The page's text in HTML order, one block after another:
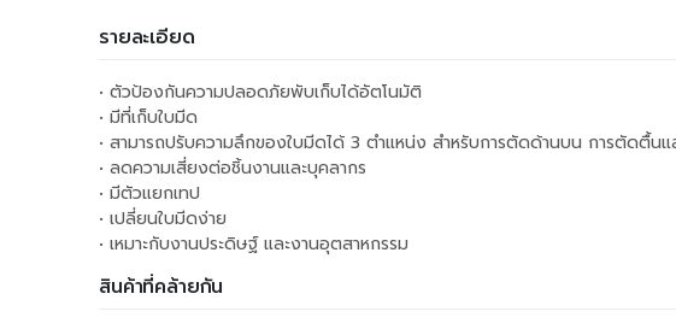
รายละเอียด
• ตัวป้องกันความปลอดภัยพับเก็บได้อัตโนมัติ
• มีที่เก็บใบมีด
• สามารถปรับความลึกของใบมีดได้ 3 ตำแหน่ง สำหรับการตัดด้านบน การตัดตื้น
• ลดความเสี่ยงต่อชิ้นงานและบุคลากร
• มีตัวแยกเทป
• เปลี่ยนใบมีดง่าย
• เหมาะกับงานประดิษฐ์ และงานอุตสาหกรรม
สินค้าที่คล้ายกัน